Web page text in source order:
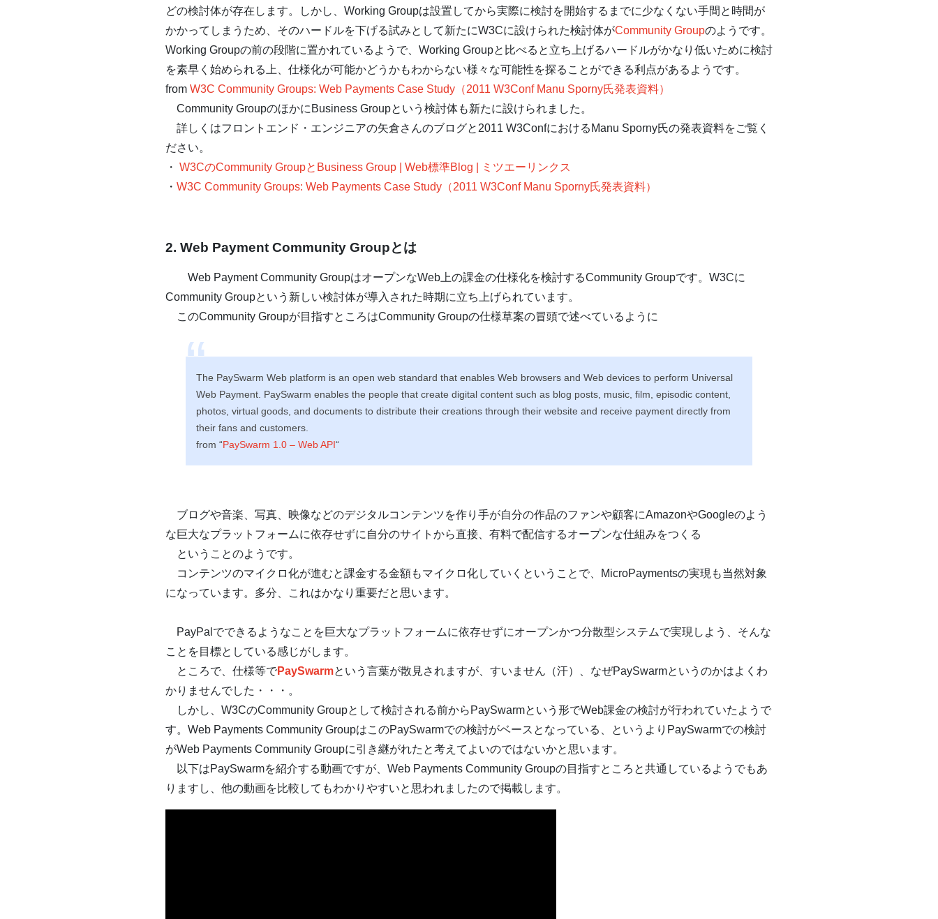
どの検討体が存在します。しかし、Working Groupは設置してから実際に検討を開始するまでに少なくない手間と時間が
かかってしまうため、そのハードルを下げる試みとして新たにW3Cに設けられた検討体がCommunity Groupのようです。
Working Groupの前の段階に置かれているようで、Working Groupと比べると立ち上げるハードルがかなり低いために検討
を素早く始められる上、仕様化が可能かどうかもわからない様々な可能性を探ることができる利点があるようです。
from W3C Community Groups: Web Payments Case Study（2011 W3Conf Manu Sporny氏発表資料）
Community GroupのほかにBusiness Groupという検討体も新たに設けられました。
詳しくはフロントエンド・エンジニアの矢倉さんのブログと2011 W3ConfにおけるManu Sporny氏の発表資料をご覧く
ださい。
・ W3CのCommunity GroupとBusiness Group | Web標準Blog | ミツエーリンクス
・ W3C Community Groups: Web Payments Case Study（2011 W3Conf Manu Sporny氏発表資料）
2. Web Payment Community Groupとは
Web Payment Community GroupはオープンなWeb上の課金の仕様化を検討するCommunity Groupです。W3Cに
Community Groupという新しい検討体が導入された時期に立ち上げられています。
このCommunity Groupが目指すところはCommunity Groupの仕様草案の冒頭で述べているように
The PaySwarm Web platform is an open web standard that enables Web browsers and Web devices to perform Universal
Web Payment. PaySwarm enables the people that create digital content such as blog posts, music, film, episodic content,
photos, virtual goods, and documents to distribute their creations through their website and receive payment directly from
their fans and customers.
from “PaySwarm 1.0 – Web API“
ブログや音楽、写真、映像などのデジタルコンテンツを作り手が自分の作品のファンや顧客にAmazonやGoogleのよう
な巨大なプラットフォームに依存せずに自分のサイトから直接、有料で配信するオープンな仕組みをつくる
ということのようです。
コンテンツのマイクロ化が進むと課金する金額もマイクロ化していくということで、MicroPaymentsの実現も当然対象
になっています。多分、これはかなり重要だと思います。
PayPalでできるようなことを巨大なプラットフォームに依存せずにオープンかつ分散型システムで実現しよう、そんな
ことを目標としている感じがします。
ところで、仕様等でPaySwarmという言葉が散見されますが、すいません（汗）、なぜPaySwarmというのかはよくわ
かりませんでした・・・。
しかし、W3CのCommunity Groupとして検討される前からPaySwarmという形でWeb課金の検討が行われていたようで
す。Web Payments Community GroupはこのPaySwarmでの検討がベースとなっている、というよりPaySwarmでの検討
がWeb Payments Community Groupに引き継がれたと考えてよいのではないかと思います。
以下はPaySwarmを紹介する動画ですが、Web Payments Community Groupの目指すところと共通しているようでもあ
りますし、他の動画を比較してもわかりやすいと思われましたので掲載します。